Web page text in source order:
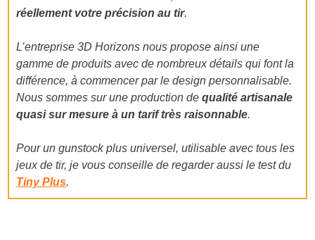
réellement votre précision au tir.
L’entreprise 3D Horizons nous propose ainsi une
gamme de produits avec de nombreux détails qui font la
différence, à commencer par le design personnalisable.
Nous sommes sur une production dequalité artisanale
quasi sur mesure à un tarif très raisonnable.
Pour un gunstock plus universel, utilisable avec tous les
jeux de tir, je vous conseille de regarder aussi le test du
Tiny Plus.